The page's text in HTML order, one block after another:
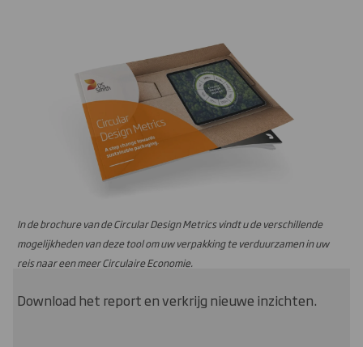
In de brochure van de Circular Design Metrics vindt u de verschillende
mogelijkheden van deze tool om uw verpakking te verduurzamen in uw
reis naar een meer Circulaire Economie.
Download het report en verkrijg nieuwe inzichten.